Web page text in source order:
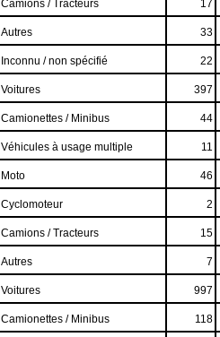
Camions / Tracteurs 17
Autres 33
Inconnu / non spécifié 22
Voitures 397
Camionettes / Minibus 44
Véhicules à usage multiple 11
Moto 46
Cyclomoteur 2
Camions / Tracteurs 15
Autres 7
Voitures 997
Camionettes / Minibus 118